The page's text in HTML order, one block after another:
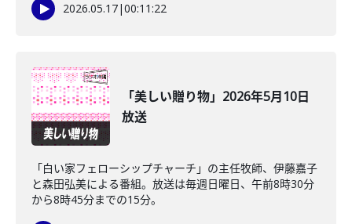
2026.05.17|00:11:22
「美しい贈り物」2026年5月10日
放送
「白い家フェローシップチャーチ」の主任牧師、伊藤嘉子
と森田弘美による番組。放送は毎週日曜日、午前8時30分
から8時45分までの15分。